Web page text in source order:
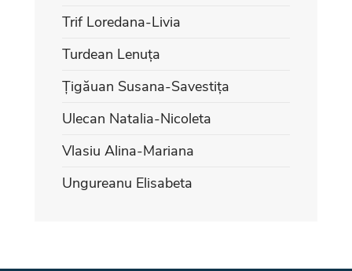
Trif Loredana-Livia
Turdean Lenuța
Țigăuan Susana-Savestița
Ulecan Natalia-Nicoleta
Vlasiu Alina-Mariana
Ungureanu Elisabeta